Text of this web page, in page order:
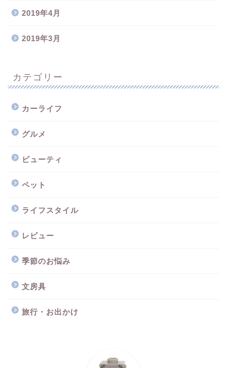
2019年4月
2019年3月
カテゴリー
カーライフ
グルメ
ビューティ
ペット
ライフスタイル
レビュー
季節のお悩み
文房具
旅行・お出かけ